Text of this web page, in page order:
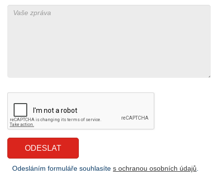
Odesláním formuláře souhlasíte s ochranou osobních údajů